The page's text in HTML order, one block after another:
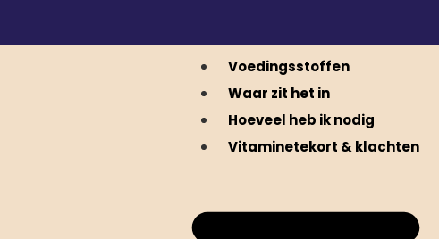
Voedingsstoffen
Waar zit het in
Hoeveel heb ik nodig
Vitaminetekort & klachten